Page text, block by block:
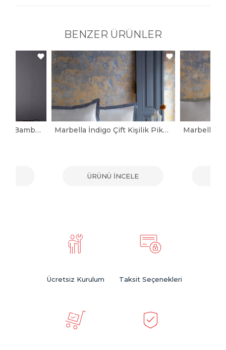
BENZER ÜRÜNLER
Tanya İndigo Tek Kişilik Bambu Pike Takımı Marbella İndigo Çift Kişilik Pike Takımı
ÜRÜNÜ İNCELE
Ücretsiz Kurulum Taksit Seçenekleri